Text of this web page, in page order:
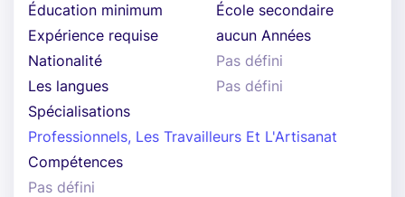
Éducation minimum
École secondaire
Expérience requise
aucun Années
Nationalité
Pas défini
Les langues
Pas défini
Spécialisations
Professionnels, Les Travailleurs Et L'Artisanat
Compétences
Pas défini